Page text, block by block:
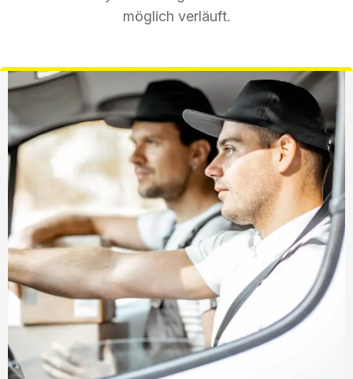
möglich verläuft.